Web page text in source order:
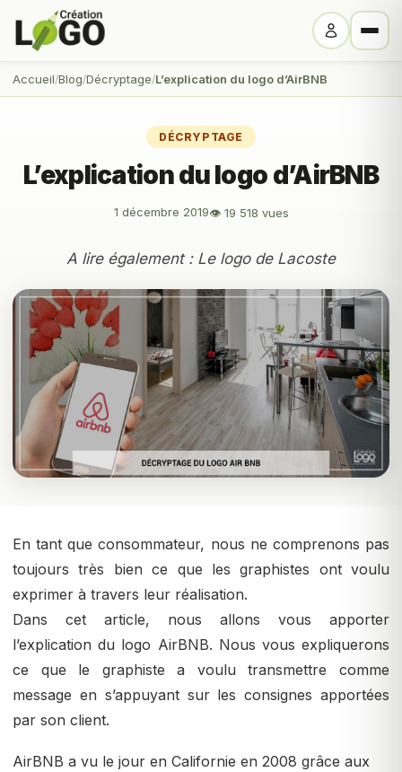
Accueil Blog Décryptage L’explication du logo d’AirBNB
DÉCRYPTAGE
L’explication du logo d’AirBNB
1 décembre 2019👁 19 518 vues
A lire également : Le logo de Lacoste
En tant que consommateur, nous ne comprenons pas
toujours très bien ce que les graphistes ont voulu
exprimer à travers leur réalisation.
Dans cet article, nous allons vous apporter
l’explication du logo AirBNB. Nous vous expliquerons
ce que le graphiste a voulu transmettre comme
message en s’appuyant sur les consignes apportées
par son client.
AirBNB a vu le jour en Californie en 2008 grâce aux